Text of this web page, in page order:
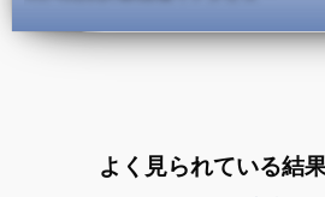
よく見られている結